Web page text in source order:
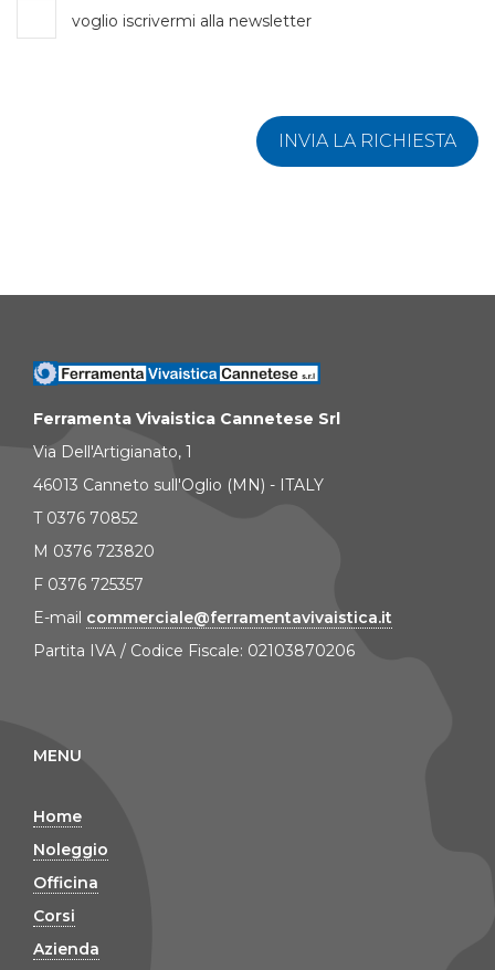
voglio iscrivermi alla newsletter
INVIA LA RICHIESTA
Ferramenta Vivaistica Cannetese Srl
Via Dell'Artigianato, 1
46013 Canneto sull'Oglio (MN) - ITALY
T 0376 70852
M 0376 723820
F 0376 725357
E-mail commerciale@ferramentavivaistica.it
Partita IVA / Codice Fiscale: 02103870206
MENU
Home
Noleggio
Officina
Corsi
Azienda